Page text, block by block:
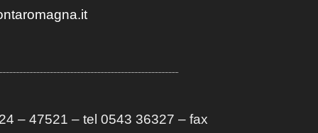
– 47521 – tel 0543 36327 – fax